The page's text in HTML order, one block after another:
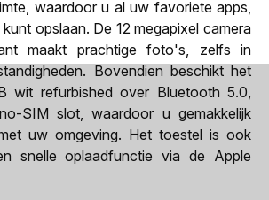
waardoor u al uw favoriete apps,
opslaan. De 12 megapixel camera
maakt prachtige foto's, zelfs in
Bovendien beschikt het
wit refurbished over Bluetooth 5.0,
SIM slot, waardoor u gemakkelijk
uw omgeving. Het toestel is ook
snelle oplaadfunctie via de Apple